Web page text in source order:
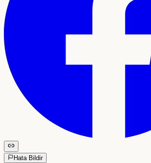
Hata Bildir